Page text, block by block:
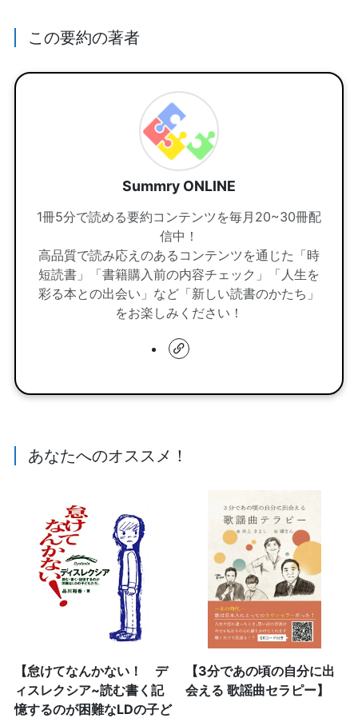
この要約の著者
Summry ONLINE
1冊5分で読める要約コンテンツを毎月20~30冊配
信中！
高品質で読み応えのあるコンテンツを通じた「時
短読書」「書籍購入前の内容チェック」「人生を
彩る本との出会い」など「新しい読書のかたち」
をお楽しみください！
あなたへのオススメ！
【怠けてなんかない！ デ
ィスレクシア~読む書く記
憶するのが困難なLDの子ど
【3分であの頃の自分に出
会える 歌謡曲セラピー】